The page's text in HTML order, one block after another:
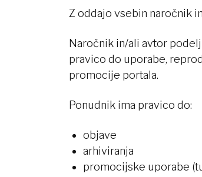
Z oddajo vsebin naročnik
Naročnik in/ali avtor
pravico do uporabe,
promocije portala.
Ponudnik ima pravico do:
objave
arhiviranja
promocijske uporabe